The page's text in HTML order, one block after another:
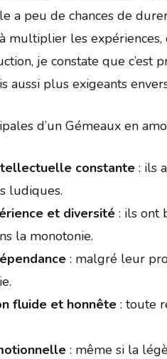
a peu de chances de
multiplier les
je constate que
aussi plus exigeants
d’un Gémeaux en
constante: ils
ludiques.
et diversité: ils ont
la monotonie.
: malgré leur
fluide et honnête: toute
: même si la